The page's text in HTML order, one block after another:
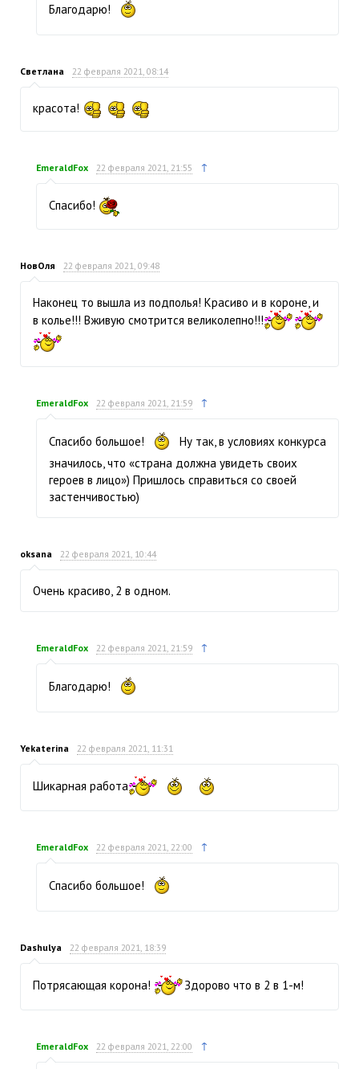
Благодарю!
Светлана 22 февраля 2021, 08:14
красота!
EmeraldFox 22 февраля 2021, 21:55 ↑
Спасибо!
НовОля 22 февраля 2021, 09:48
Наконец то вышла из подполья! Красиво и в короне, и
в колье!!! Вживую смотрится великолепно!!!
EmeraldFox 22 февраля 2021, 21:59 ↑
Спасибо большое!
Ну так, в условиях конкурса
значилось, что «страна должна увидеть своих
героев в лицо») Пришлось справиться со своей
застенчивостью)
oksana 22 февраля 2021, 10:44
Очень красиво, 2 в одном.
EmeraldFox 22 февраля 2021, 21:59 ↑
Благодарю!
Yekaterina 22 февраля 2021, 11:31
Шикарная работа
EmeraldFox 22 февраля 2021, 22:00 ↑
Спасибо большое!
Dashulya 22 февраля 2021, 18:39
Потрясающая корона! Здорово что в 2 в 1-м!
EmeraldFox 22 февраля 2021, 22:00 ↑